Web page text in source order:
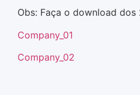
Obs: Faça o download dos
Company_01
Company_02